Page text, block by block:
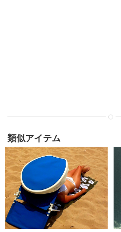
類似アイテム